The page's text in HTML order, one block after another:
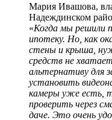
Мария Ивашова,
Надеждинском
«Когда мы решили
ипотеку. Но, как
стены и крыша,
средств не
альтернативу для
установить
камеры уже есть,
проверить через
даче. Это очень